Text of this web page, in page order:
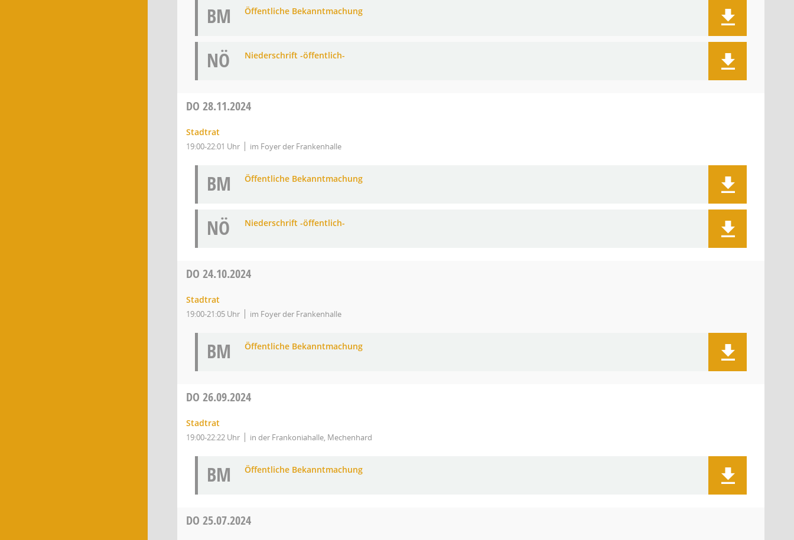
BM Öffentliche Bekanntmachung
NÖ Niederschrift -öffentlich-
DO 28.11.2024
Stadtrat
19:00-22:01 Uhr im Foyer der Frankenhalle
BM Öffentliche Bekanntmachung
NÖ Niederschrift -öffentlich-
DO 24.10.2024
Stadtrat
19:00-21:05 Uhr im Foyer der Frankenhalle
BM Öffentliche Bekanntmachung
DO 26.09.2024
Stadtrat
19:00-22:22 Uhr in der Frankoniahalle, Mechenhard
BM Öffentliche Bekanntmachung
DO 25.07.2024